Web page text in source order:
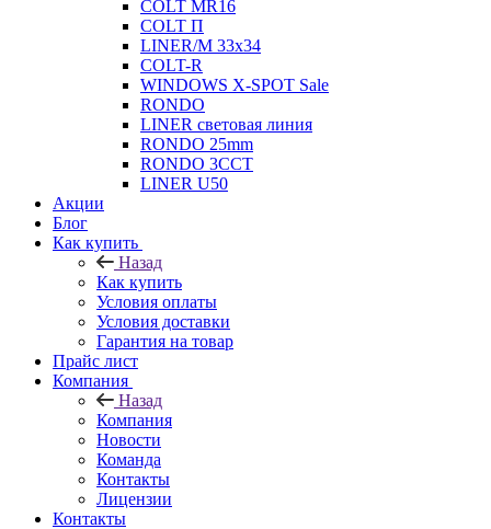
COLT MR16
COLT П
LINER/М 33х34
COLT-R
WINDOWS X-SPOT Sale
RONDO
LINER световая линия
RONDO 25mm
RONDO 3CCT
LINER U50
Акции
Блог
Как купить
Назад
Как купить
Условия оплаты
Условия доставки
Гарантия на товар
Прайс лист
Компания
Назад
Компания
Новости
Команда
Контакты
Лицензии
Контакты